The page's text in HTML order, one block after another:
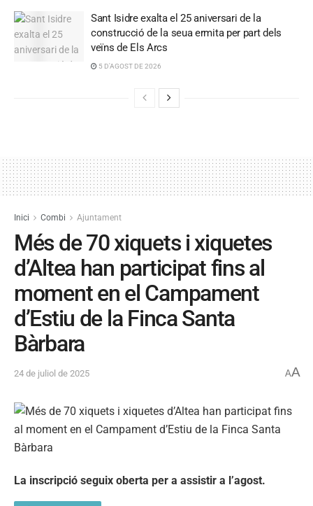
Sant Isidre exalta el 25 aniversari de la
construcció de la seua ermita per part dels
veïns de Els Arcs
5 D'AGOST DE 2026
Inici Combi Ajuntament
Més de 70 xiquets i xiquetes
d’Altea han participat fins al
moment en el Campament
d’Estiu de la Finca Santa
Bàrbara
24 de juliol de 2025 AA
La inscripció seguix oberta per a assistir a l’agost.